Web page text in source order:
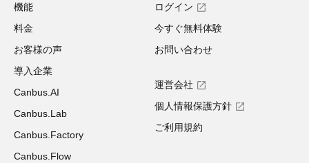
機能
料金
お客様の声
導入企業
Canbus.AI
Canbus.Lab
Canbus.Factory
Canbus.Flow
ログイン
今すぐ無料体験
お問い合わせ
運営会社
個人情報保護方針
ご利用規約